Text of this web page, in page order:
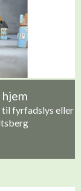
til fyrfadslys eller